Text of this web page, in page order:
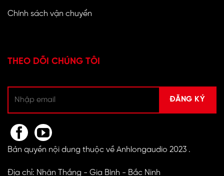
Chính sách vận chuyển
THEO DÕI CHÚNG TÔI
Bản quyền nội dung thuộc về Anhlongaudio 2023 .
Địa chỉ: Nhân Thắng - Gia Bình - Bắc Ninh